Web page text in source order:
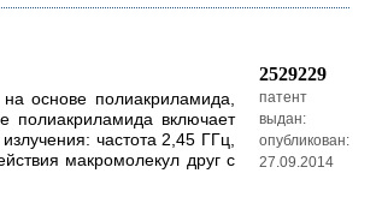
основе полиакриламида,
полиакриламида включает
частота 2,45 ГГц,
макромолекул друг с
2529229
патент
выдан:
опубликован:
27.09.2014